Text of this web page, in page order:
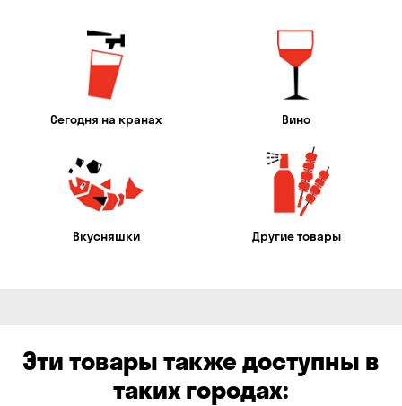
Сегодня на кранах Вино
Вкусняшки Другие товары
Эти товары также доступны в
таких городах: